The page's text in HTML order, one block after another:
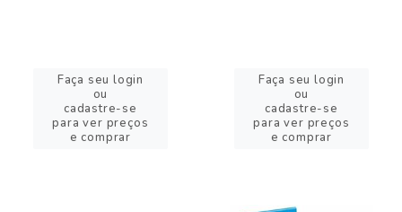
Faça seu login
ou
cadastre-se
para ver preços
e comprar
Faça seu login
ou
cadastre-se
para ver preços
e comprar